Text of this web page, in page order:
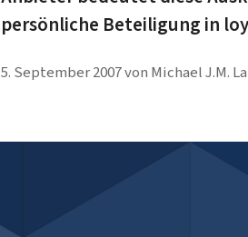
persönliche Beteiligung in
5. September 2007von Michael J.M.